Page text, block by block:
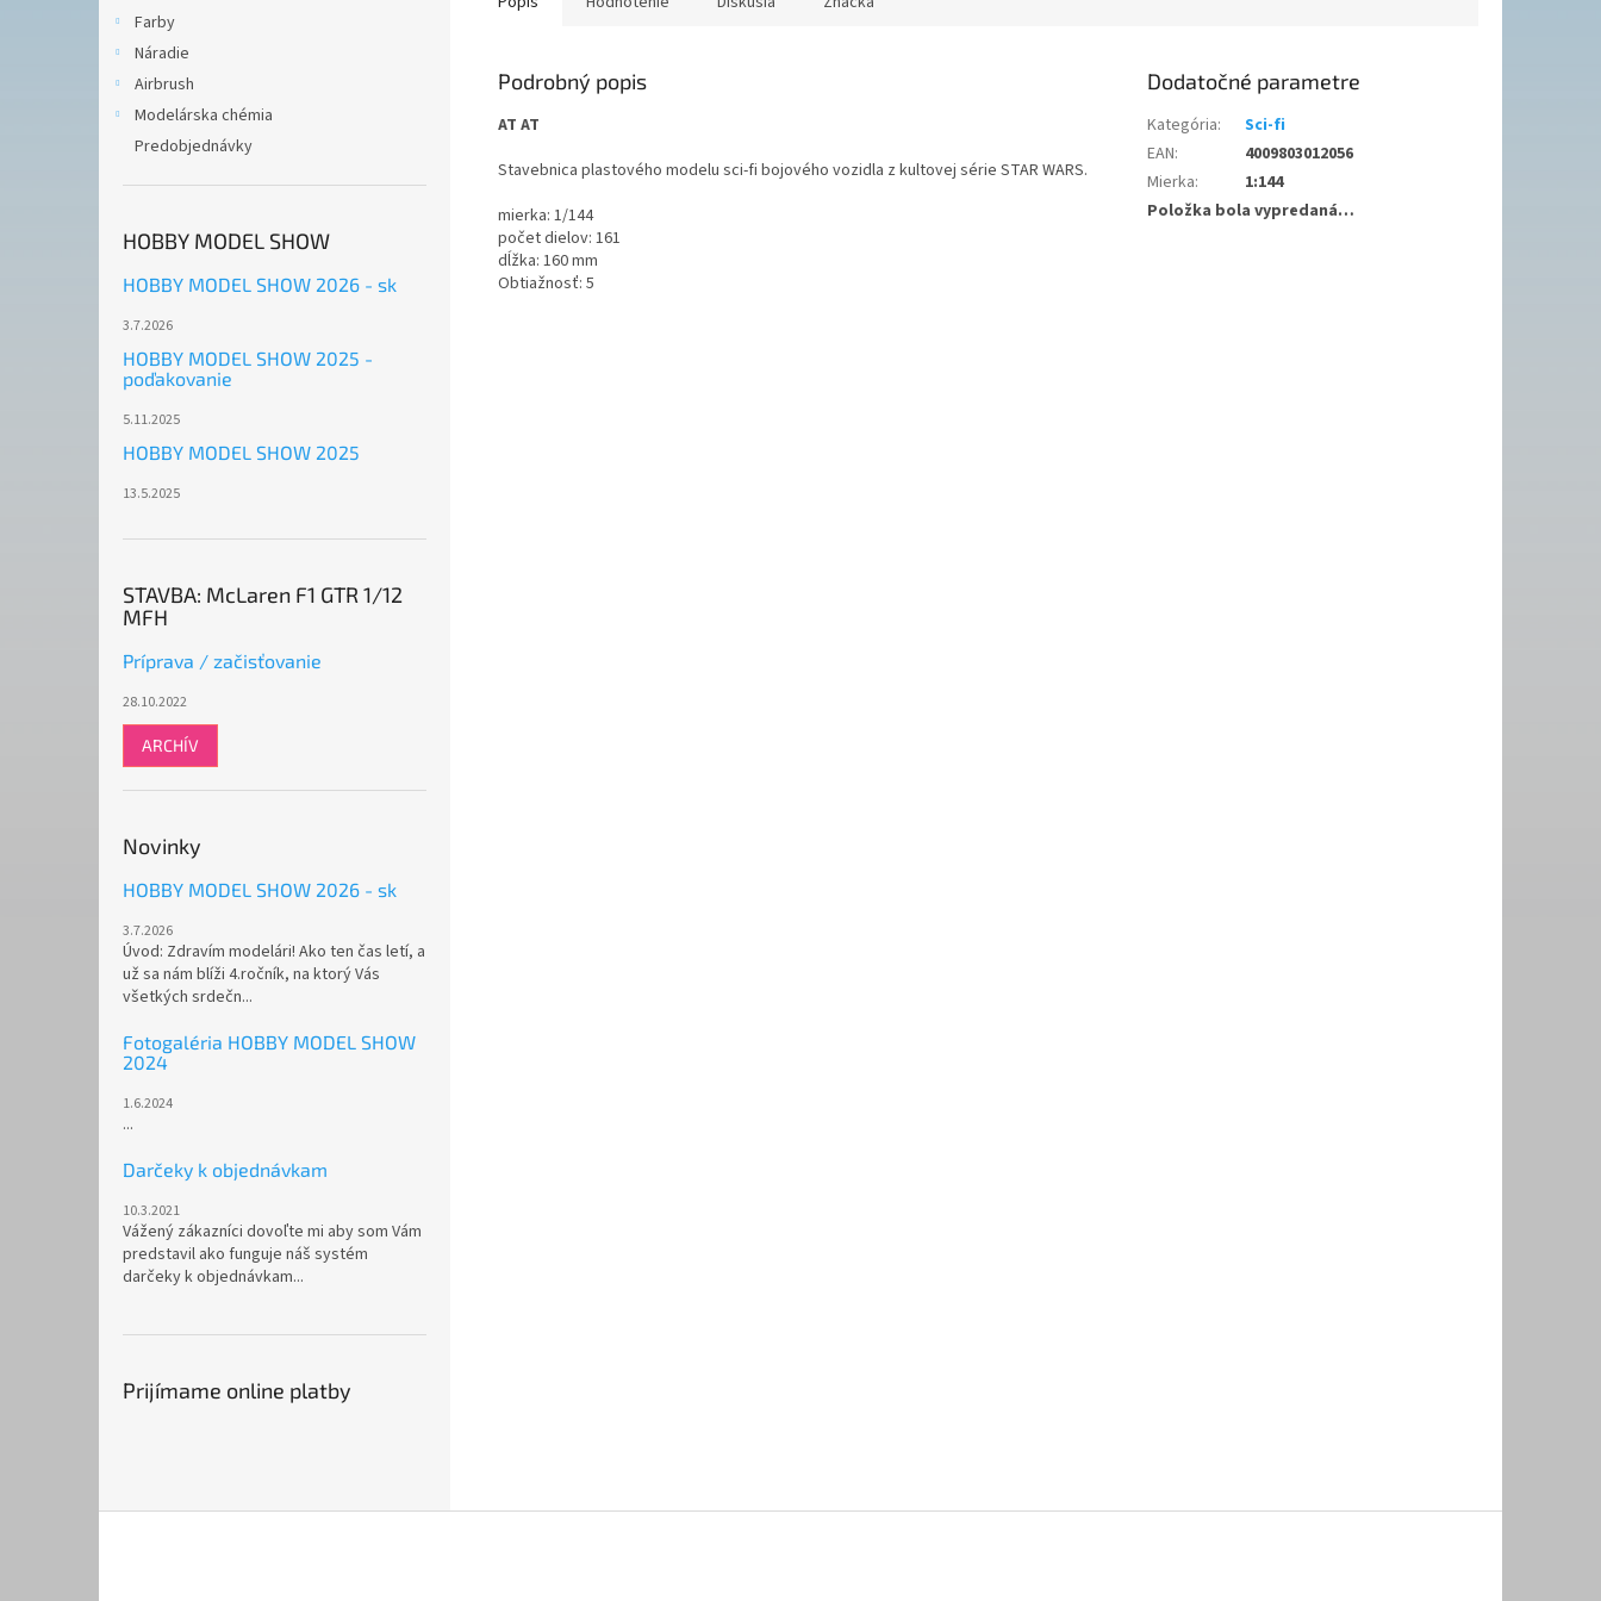
Farby
Náradie
Airbrush
Modelárska chémia
Predobjednávky
HOBBY MODEL SHOW
HOBBY MODEL SHOW 2026 - sk
3.7.2026
HOBBY MODEL SHOW 2025 -
poďakovanie
5.11.2025
HOBBY MODEL SHOW 2025
13.5.2025
STAVBA: McLaren F1 GTR 1/12
MFH
Príprava / začisťovanie
28.10.2022
ARCHÍV
Novinky
HOBBY MODEL SHOW 2026 - sk
3.7.2026
Úvod: Zdravím modelári! Ako ten čas letí, a
už sa nám blíži 4.ročník, na ktorý Vás
všetkých srdečn...
Fotogaléria HOBBY MODEL SHOW
2024
1.6.2024
...
Darčeky k objednávkam
10.3.2021
Vážený zákazníci dovoľte mi aby som Vám
predstavil ako funguje náš systém
darčeky k objednávkam...
Prijímame online platby
Podrobný popis
AT AT
Stavebnica plastového modelu sci-fi bojového vozidla z kultovej série STAR WARS.
mierka: 1/144
počet dielov: 161
dĺžka: 160 mm
Obtiažnosť: 5
Dodatočné parametre
Kategória:
Sci-fi
EAN:
4009803012056
Mierka:
1:144
Položka bola vypredaná…